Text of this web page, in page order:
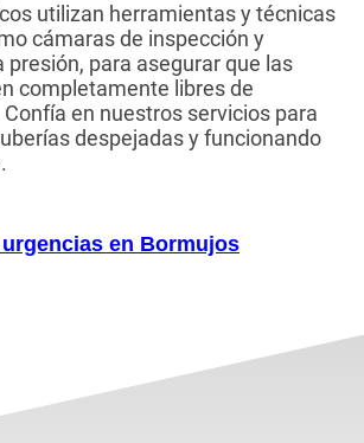
utilizan herramientas y técnicas
cámaras de inspección y
presión, para asegurar que las
completamente libres de
en nuestros servicios para
despejadas y funcionando
en Bormujos